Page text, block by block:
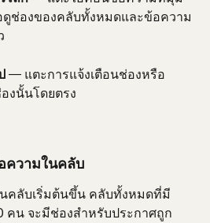
ช่องของคลับทั้งหมดและข้อความ
— แตะการแจ้งเตือนช่องหรือ
งนั้นโดยตรง
ความในคลับ
คลับเริ่มต้นขึ้น คลับทั้งหมดที่มี
คน จะมีช่องสำหรับประกาศถูก